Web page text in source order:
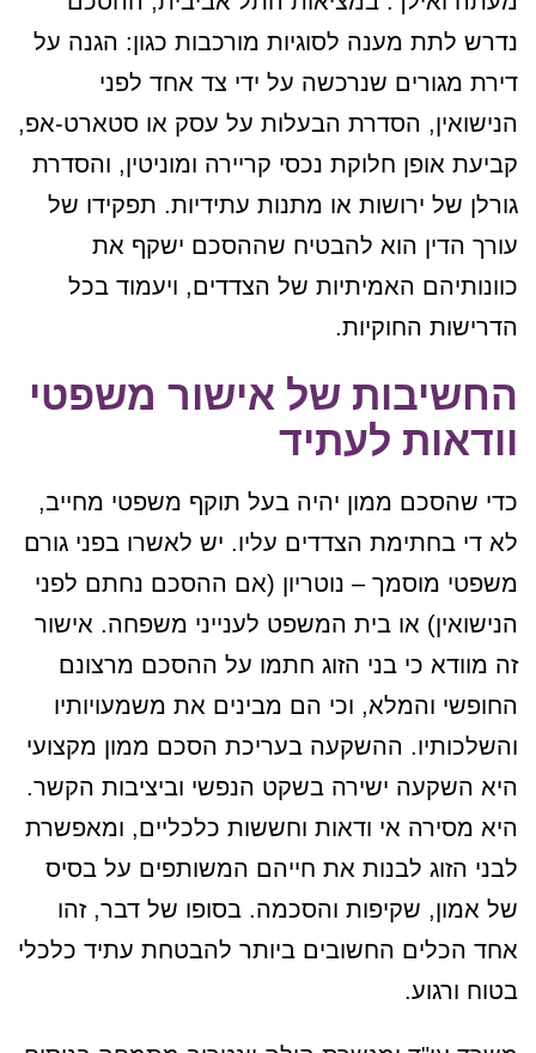
נדרש לתת מענה לסוגיות מורכבות כגון: הגנה על
דירת מגורים שנרכשה על ידי צד אחד לפני
הנישואין, הסדרת הבעלות על עסק או סטארט-אפ,
קביעת אופן חלוקת נכסי קריירה ומוניטין, והסדרת
גורלן של ירושות או מתנות עתידיות. תפקידו של
עורך הדין הוא להבטיח שההסכם ישקף את
כוונותיהם האמיתיות של הצדדים, ויעמוד בכל
הדרישות החוקיות.
החשיבות של אישור משפטי
וודאות לעתיד
כדי שהסכם ממון יהיה בעל תוקף משפטי מחייב,
לא די בחתימת הצדדים עליו. יש לאשרו בפני גורם
משפטי מוסמך – נוטריון (אם ההסכם נחתם לפני
הנישואין) או בית המשפט לענייני משפחה. אישור
זה מוודא כי בני הזוג חתמו על ההסכם מרצונם
החופשי והמלא, וכי הם מבינים את משמעויותיו
והשלכותיו. ההשקעה בעריכת הסכם ממון מקצועי
היא השקעה ישירה בשקט הנפשי וביציבות הקשר.
היא מסירה אי ודאות וחששות כלכליים, ומאפשרת
לבני הזוג לבנות את חייהם המשותפים על בסיס
של אמון, שקיפות והסכמה. בסופו של דבר, זהו
אחד הכלים החשובים ביותר להבטחת עתיד כלכלי
בטוח ורגוע.